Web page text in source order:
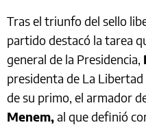
Tras el triunfo del sello
partido destacó la tarea
general de la Presidencia,
presidenta de La
de su primo, el armador
Menem,al que definió